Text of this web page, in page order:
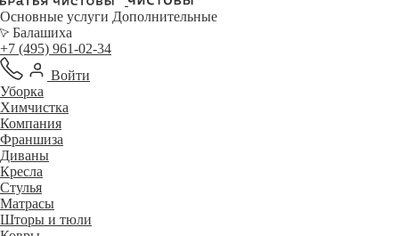
Основные услуги Дополнительные
Балашиха
+7 (495) 961-02-34
Войти
Уборка
Химчистка
Компания
Франшиза
Диваны
Кресла
Стулья
Матрасы
Шторы и тюли